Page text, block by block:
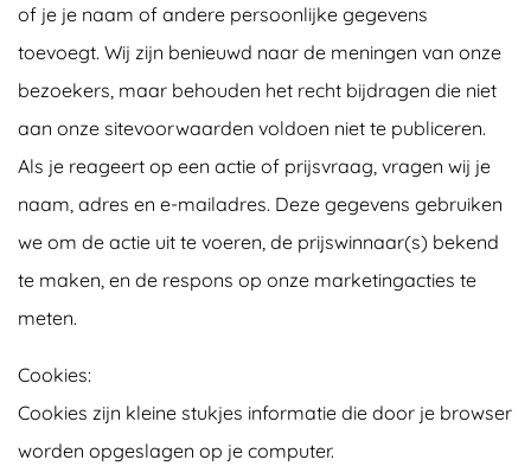
of je je naam of andere persoonlijke gegevens
toevoegt. Wij zijn benieuwd naar de meningen van onze
bezoekers, maar behouden het recht bijdragen die niet
aan onze sitevoorwaarden voldoen niet te publiceren.
Als je reageert op een actie of prijsvraag, vragen wij je
naam, adres en e-mailadres. Deze gegevens gebruiken
we om de actie uit te voeren, de prijswinnaar(s) bekend
te maken, en de respons op onze marketingacties te
meten.
Cookies:
Cookies zijn kleine stukjes informatie die door je browser
worden opgeslagen op je computer.